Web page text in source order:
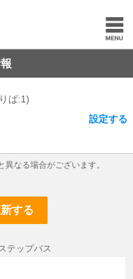
ば:1)
設定する
なる場合がございます。
する
テップバス